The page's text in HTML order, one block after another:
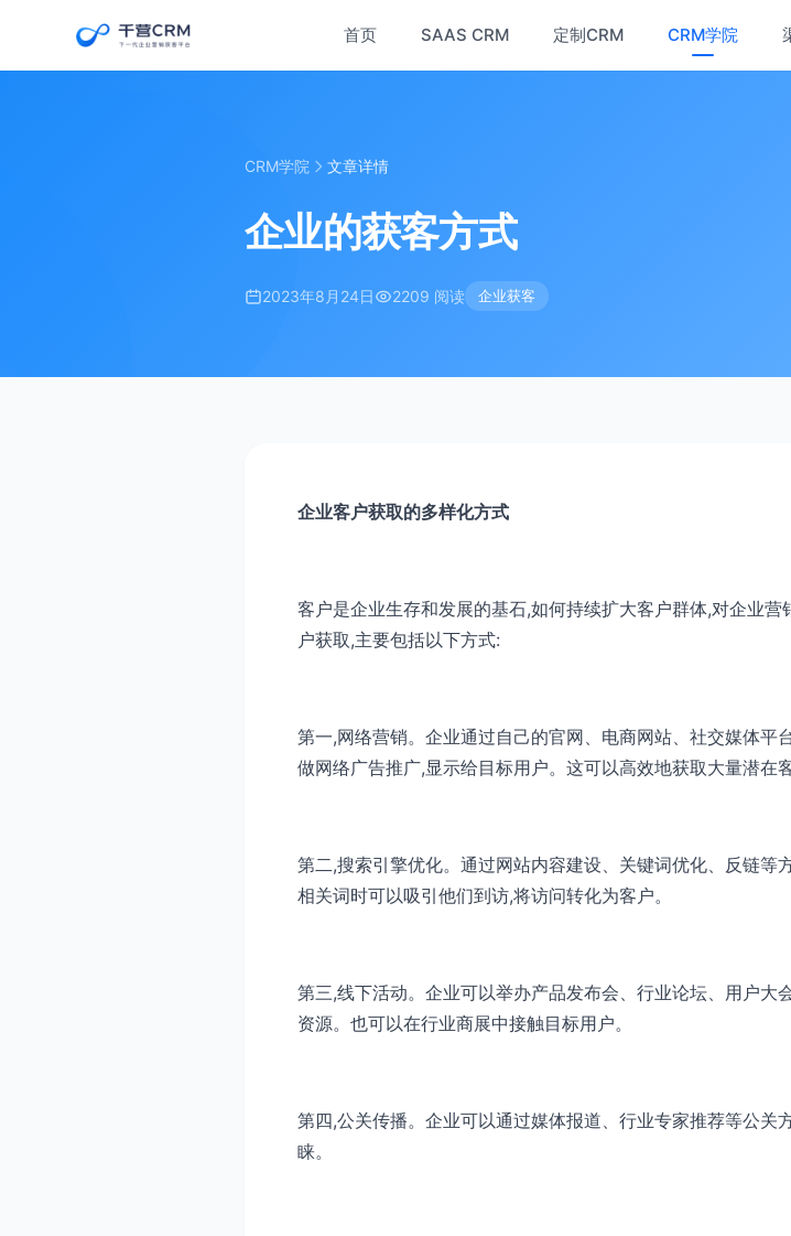
首页 SAAS CRM 定制CRM CRM学院
CRM学院 文章详情
企业的获客方式
2023年8月24日 2209 阅读 企业获客
企业客户获取的多样化方式
客户是企业生存和发展的基石,如何持续扩大客户群体,对企业
户获取,主要包括以下方式:
第一,网络营销。企业通过自己的官网、电商网站、社交媒体平
做网络广告推广,显示给目标用户。这可以高效地获取大量潜在客
第二,搜索引擎优化。通过网站内容建设、关键词优化、反链等
相关词时可以吸引他们到访,将访问转化为客户。
第三,线下活动。企业可以举办产品发布会、行业论坛、用户大
资源。也可以在行业商展中接触目标用户。
第四,公关传播。企业可以通过媒体报道、行业专家推荐等公关
睐。